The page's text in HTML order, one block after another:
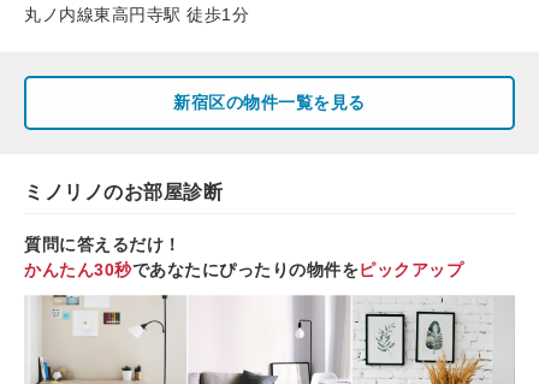
丸ノ内線東高円寺駅 徒歩1分
新宿区の物件一覧を見る
ミノリノのお部屋診断
質問に答えるだけ！
かんたん30秒であなたにぴったりの物件をピックアップ